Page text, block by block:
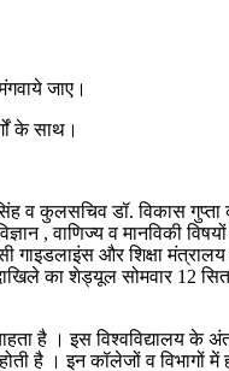
जाए।
के साथ।
डॉ. विकास गुप्ता
, वाणिज्य व मानविकी
और शिक्षा मंत्रालय
का शेड्यूल सोमवार 12
विश्वविद्यालय के अंतर्गत
है । इन कॉलेजों व विभागों